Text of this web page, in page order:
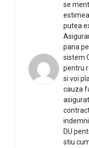
se
putea
pana
sistem
pentru
si voi
cauza
DU
stiu